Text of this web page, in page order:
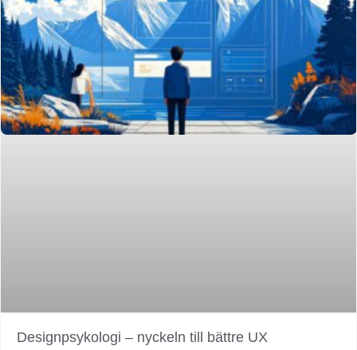
Designpsykologi – nyckeln till bättre UX